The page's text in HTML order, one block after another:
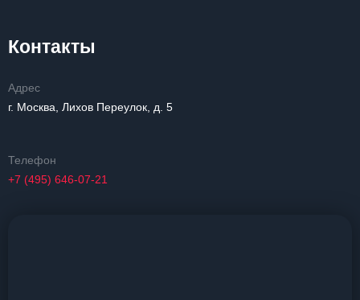
Контакты
Адрес
г. Москва, Лихов Переулок, д. 5
Телефон
+7 (495) 646-07-21